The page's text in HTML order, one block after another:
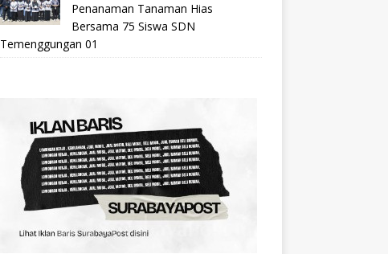
Penanaman Tanaman Hias
Bersama 75 Siswa SDN
Temenggungan 01